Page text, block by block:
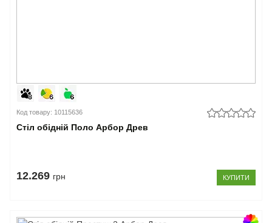
Код товару: 10115636
Стіл обідній Поло Арбор Древ
12.269 грн КУПИТИ